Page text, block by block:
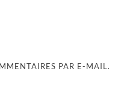
PAR E-MAIL.